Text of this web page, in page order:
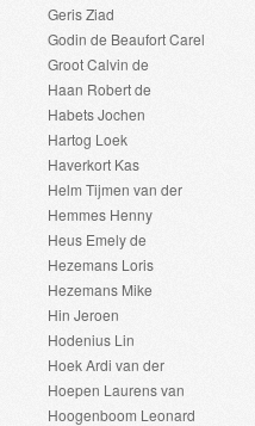
Geris Ziad
Godin de Beaufort Carel
Groot Calvin de
Haan Robert de
Habets Jochen
Hartog Loek
Haverkort Kas
Helm Tijmen van der
Hemmes Henny
Heus Emely de
Hezemans Loris
Hezemans Mike
Hin Jeroen
Hodenius Lin
Hoek Ardi van der
Hoepen Laurens van
Hoogenboom Leonard